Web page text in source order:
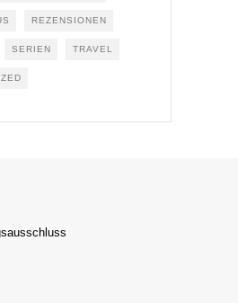
REZENSIONEN
SERIEN TRAVEL